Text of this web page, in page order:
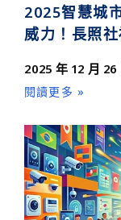
2025智慧城
威力！長照
2025 年 12 月 26
閱讀更多 »